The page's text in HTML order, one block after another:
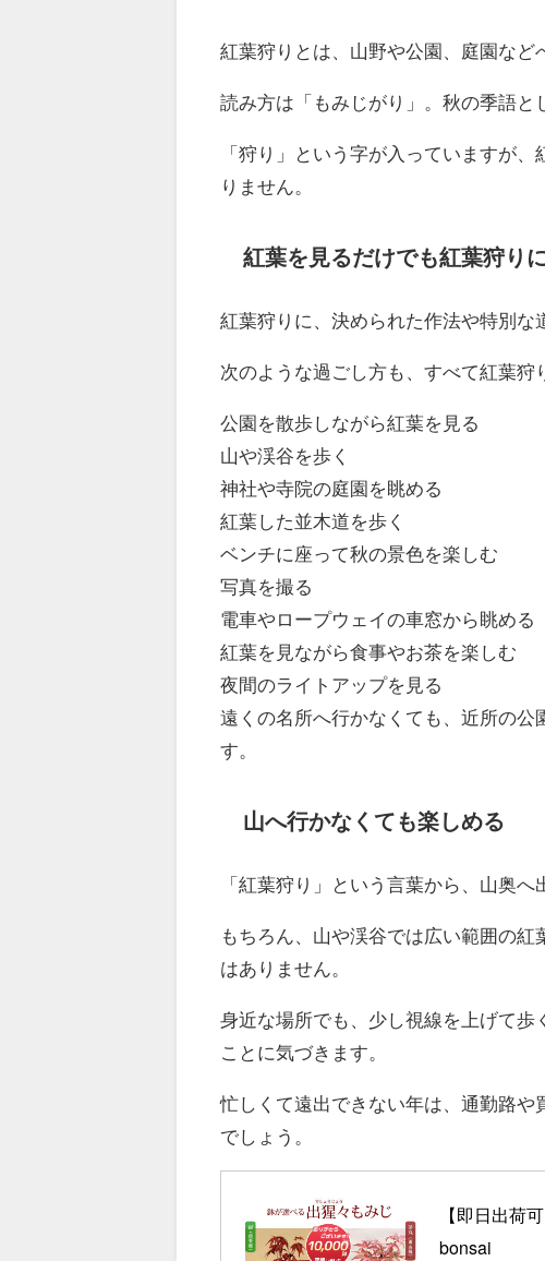
紅葉狩りとは、山野や公園、庭園など
読み方は「もみじがり」。秋の季語と
「狩り」という字が入っていますが
りません。
紅葉を見るだけでも紅葉狩り
紅葉狩りに、決められた作法や特別な
次のような過ごし方も、すべて紅葉狩
公園を散歩しながら紅葉を見る
山や渓谷を歩く
神社や寺院の庭園を眺める
紅葉した並木道を歩く
ベンチに座って秋の景色を楽しむ
写真を撮る
電車やロープウェイの車窓から眺める
紅葉を見ながら食事やお茶を楽しむ
夜間のライトアップを見る
遠くの名所へ行かなくても、近所の
す。
山へ行かなくても楽しめる
「紅葉狩り」という言葉から、山奥
もちろん、山や渓谷では広い範囲の
はありません。
身近な場所でも、少し視線を上げて
ことに気づきます。
忙しくて遠出できない年は、通勤路
でしょう。
【即日出荷
bonsai